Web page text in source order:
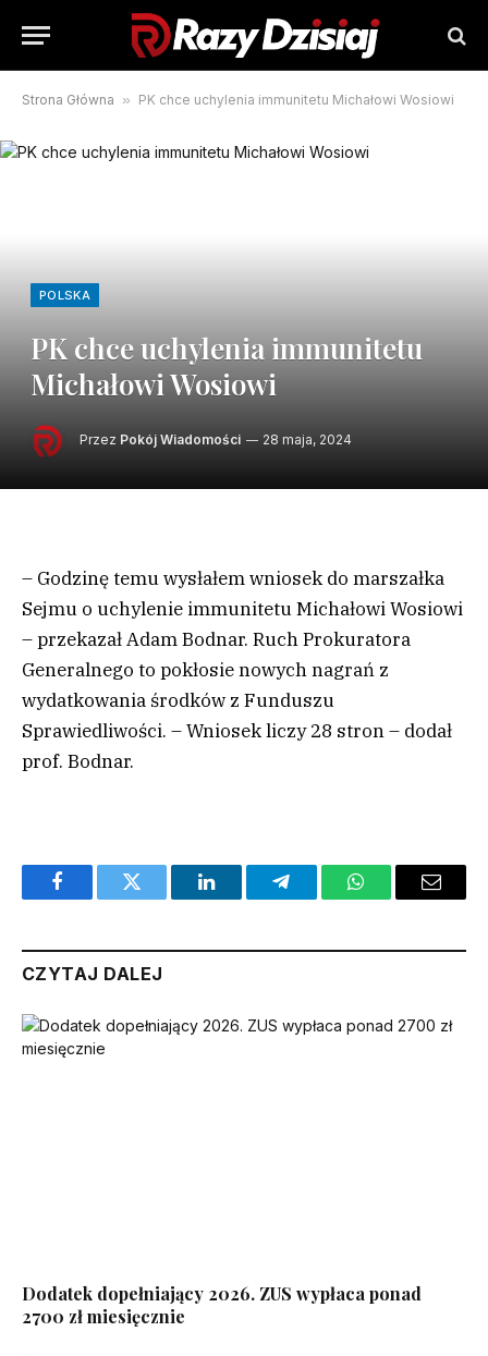
Strona Główna » PK chce uchylenia immunitetu Michałowi Wosiowi
POLSKA
PK chce uchylenia immunitetu
Michałowi Wosiowi
Przez Pokój Wiadomości 28 maja, 2024
– Godzinę temu wysłałem wniosek do marszałka
Sejmu o uchylenie immunitetu Michałowi Wosiowi
– przekazał Adam Bodnar. Ruch Prokuratora
Generalnego to pokłosie nowych nagrań z
wydatkowania środków z Funduszu
Sprawiedliwości. – Wniosek liczy 28 stron – dodał
prof. Bodnar.
FacebookTwitter LinkedInTelegramWhatsAppEmail
CZYTAJ DALEJ
Dodatek dopełniający 2026. ZUS wypłaca ponad
2700 zł miesięcznie